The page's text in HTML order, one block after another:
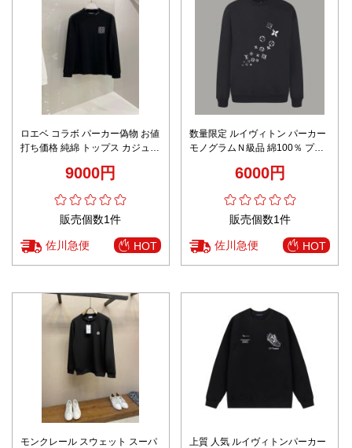
ロエベ コラボ パーカー偽物 お値
打ち価格 純綿 トップス カジュア
9000円
販売個数1件
佐川急便 HOT
数量限定 ルイヴィトン パーカー
モノグラムＮ級品 綿100％ プリ
6000円
販売個数1件
佐川急便 HOT
モンクレール スウェット スーパ
上質 人気 ルイヴィトンパーカー